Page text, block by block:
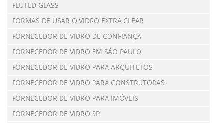
FLUTED GLASS
FORMAS DE USAR O VIDRO EXTRA CLEAR
FORNECEDOR DE VIDRO DE CONFIANÇA
FORNECEDOR DE VIDRO EM SÃO PAULO
FORNECEDOR DE VIDRO PARA ARQUITETOS
FORNECEDOR DE VIDRO PARA CONSTRUTORAS
FORNECEDOR DE VIDRO PARA IMÓVEIS
FORNECEDOR DE VIDRO SP